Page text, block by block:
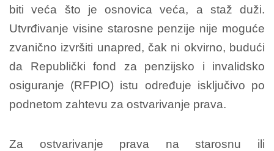
biti veća što je osnovica veća, a staž duži.
Utvrđivanje visine starosne penzije nije moguće
zvanično izvršiti unapred, čak ni okvirno, budući
da Republički fond za penzijsko i invalidsko
osiguranje (RFPIO) istu određuje isključivo po
podnetom zahtevu za ostvarivanje prava.
Za ostvarivanje prava na starosnu ili